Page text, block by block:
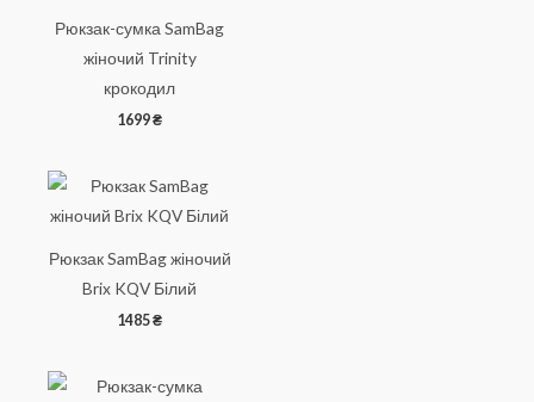
Рюкзак-сумка SamBag
жіночий Trinity
крокодил
1699₴
Рюкзак SamBag жіночий
Brix KQV Білий
1485₴